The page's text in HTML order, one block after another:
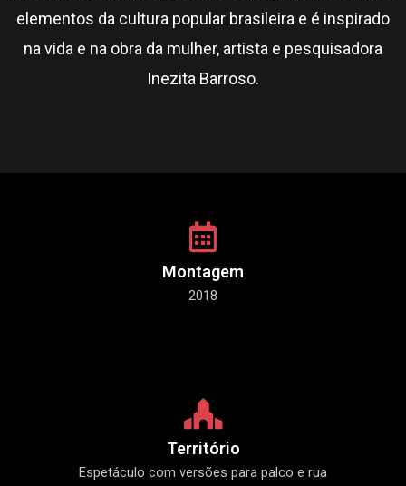
elementos da cultura popular brasileira e é inspirado
na vida e na obra da mulher, artista e pesquisadora
Inezita Barroso.
Montagem
2018
Território
Espetáculo com versões para palco e rua